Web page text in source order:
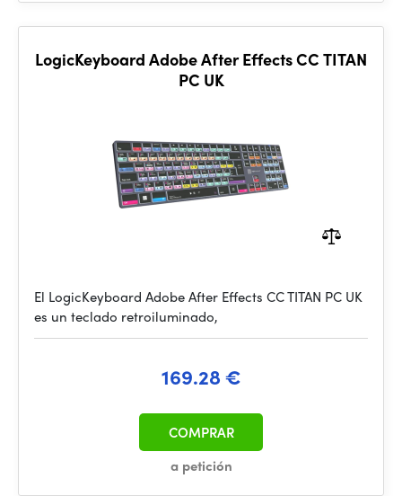
LogicKeyboard Adobe After Effects CC TITAN
PC UK
El LogicKeyboard Adobe After Effects CC TITAN PC UK
es un teclado retroiluminado,
169.28 €
a petición
COMPRAR